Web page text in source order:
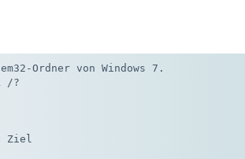
Ordner von Windows 7.
/?
Ziel